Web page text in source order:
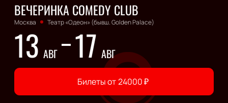
ВЕЧЕРИНКА COMEDY CLUB
Москва Театр «Одеон» (бывш. Golden Palace)
13 АВГ 17 АВГ
Билеты от24000₽